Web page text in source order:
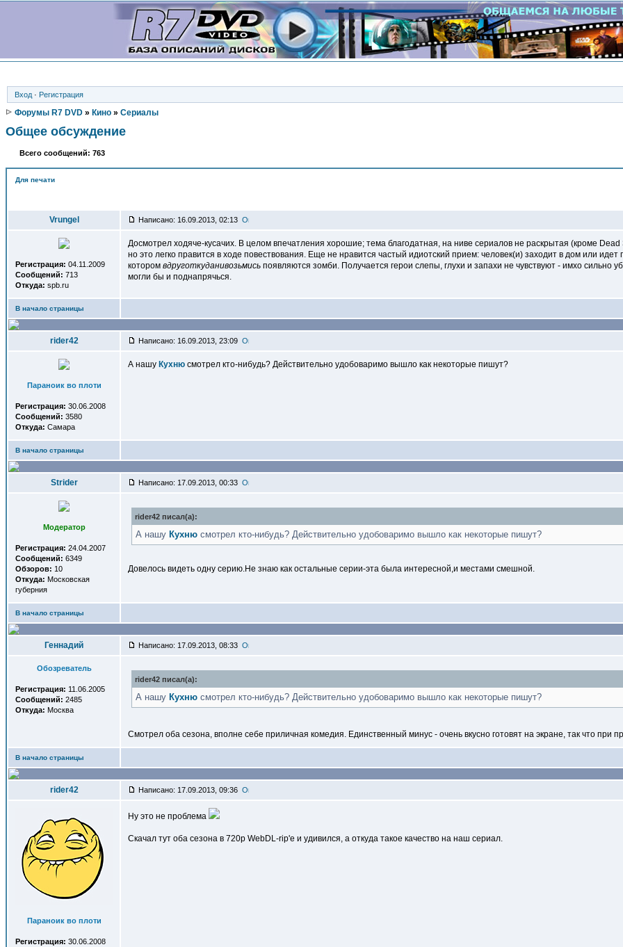
Вход · Регистрация
Форумы R7 DVD » Кино » Сериалы
Общее обсуждение
Всего сообщений: 763
Для печати
Vrungel Написано: 16.09.2013, 02:13
Регистрация: 04.11.2009
Сообщений: 713
Откуда: spb.ru
Досмотрел ходяче-кусачих. В целом впечатления хорошие; тема благодатная, на ниве сериалов не раскрытая (кроме
но это легко правится в ходе повествования. Еще не нравится частый идиотский прием: человек(и) заходит в дом или
котором вдруготкуданивозьмись появляются зомби. Получается герои слепы, глухи и запахи не чувствуют - имхо сильно
могли бы и поднапрячься.
В начало страницы
rider42 Написано: 16.09.2013, 23:09
Параноик во плоти
Регистрация: 30.06.2008
Сообщений: 3580
Откуда: Самара
А нашу Кухню смотрел кто-нибудь? Действительно удобоваримо вышло как некоторые пишут?
В начало страницы
Strider Написано: 17.09.2013, 00:33
Модератор
Регистрация: 24.04.2007
Сообщений: 6349
Обзоров: 10
Откуда: Московская
губерния
rider42 писал(a):
А нашу Кухню смотрел кто-нибудь? Действительно удобоваримо вышло как некоторые пишут?
Довелось видеть одну серию.Не знаю как остальные серии-эта была интересной,и местами смешной.
В начало страницы
Геннадий Написано: 17.09.2013, 08:33
Обозреватель
Регистрация: 11.06.2005
Сообщений: 2485
Откуда: Москва
rider42 писал(a):
А нашу Кухню смотрел кто-нибудь? Действительно удобоваримо вышло как некоторые пишут?
Смотрел оба сезона, вполне себе приличная комедия. Единственный минус - очень вкусно готовят на экране, так что при
В начало страницы
rider42 Написано: 17.09.2013, 09:36
Параноик во плоти
Регистрация: 30.06.2008
Ну это не проблема
Скачал тут оба сезона в 720p WebDL-rip'е и удивился, а откуда такое качество на наш сериал.